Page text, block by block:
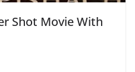
Shot Movie With